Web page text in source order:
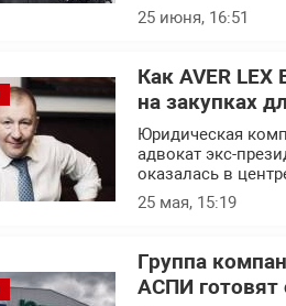
25 июня, 16:51
Как AVER
на закупках
Юридическая
адвокат экс-
оказалась в
25 мая, 15:19
Группа
АСПИ